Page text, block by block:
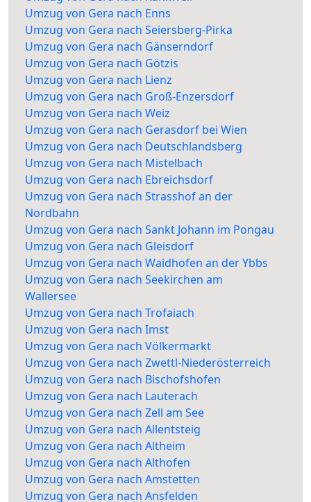
Umzug von Gera nach Enns
Umzug von Gera nach Seiersberg-Pirka
Umzug von Gera nach Gänserndorf
Umzug von Gera nach Götzis
Umzug von Gera nach Lienz
Umzug von Gera nach Groß-Enzersdorf
Umzug von Gera nach Weiz
Umzug von Gera nach Gerasdorf bei Wien
Umzug von Gera nach Deutschlandsberg
Umzug von Gera nach Mistelbach
Umzug von Gera nach Ebreichsdorf
Umzug von Gera nach Strasshof an der
Nordbahn
Umzug von Gera nach Sankt Johann im Pongau
Umzug von Gera nach Gleisdorf
Umzug von Gera nach Waidhofen an der Ybbs
Umzug von Gera nach Seekirchen am
Wallersee
Umzug von Gera nach Trofaiach
Umzug von Gera nach Imst
Umzug von Gera nach Völkermarkt
Umzug von Gera nach Zwettl-Niederösterreich
Umzug von Gera nach Bischofshofen
Umzug von Gera nach Lauterach
Umzug von Gera nach Zell am See
Umzug von Gera nach Allentsteig
Umzug von Gera nach Altheim
Umzug von Gera nach Althofen
Umzug von Gera nach Amstetten
Umzug von Gera nach Ansfelden